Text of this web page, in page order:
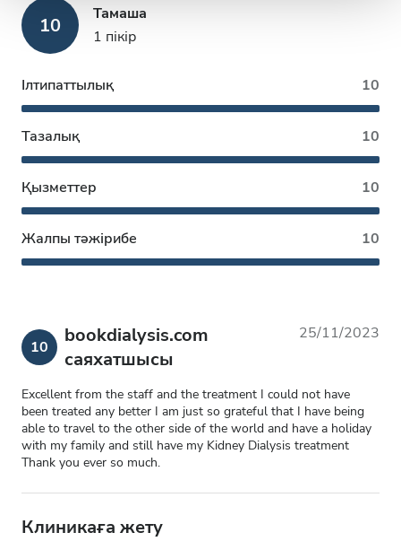
10
Тамаша
1 пікір
Ілтипаттылық 10
Тазалық 10
Қызметтер 10
Жалпы тәжірибе 10
10
bookdialysis.com
саяхатшысы
25/11/2023
Excellent from the staff and the treatment I could not have
been treated any better I am just so grateful that I have being
able to travel to the other side of the world and have a holiday
with my family and still have my Kidney Dialysis treatment
Thank you ever so much.
Клиникаға жету